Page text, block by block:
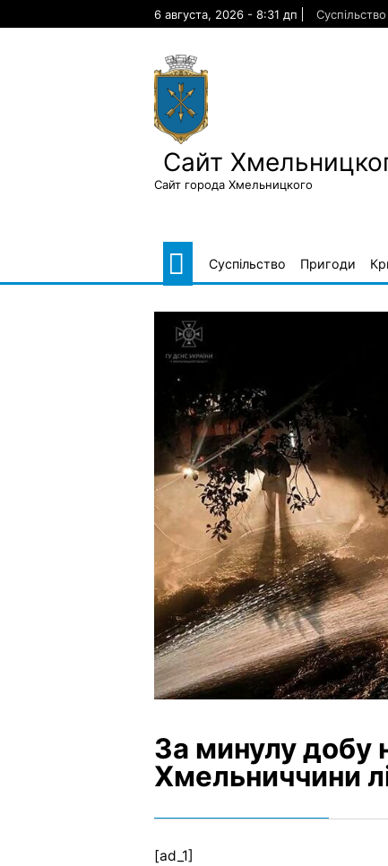
6 августа, 2026 - 8:31 дп Суспільство
Сайт
Сайт города Хмельницкого
Суспільство Пригоди
За минулу добу
Хмельниччини
[ad_1]